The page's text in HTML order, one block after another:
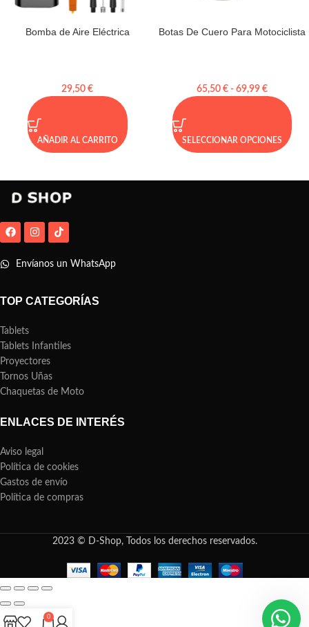
Bomba de Aire Eléctrica
29,50 €
AÑADIR AL CARRITO
Botas De Cuero Para Motociclista
65,50 € - 69,99 €
SELECCIONAR OPCIONES
Envíanos un WhatsApp
TOP CATEGORÍAS
Tablets
Tablets Infantiles
Proyectores
Tornos Uñas
Chaquetas de Moto
ENLACES DE INTERÉS
Aviso legal
Política de cookies
Gastos de envío
Política de compras
2023 © D-Shop, Todos los derechos reservados.
0